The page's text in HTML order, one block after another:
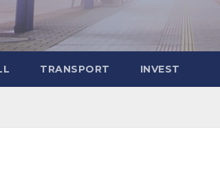
TRANSPORT INVEST